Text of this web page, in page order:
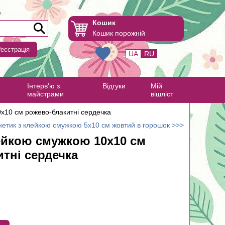
Кошик
Кошик порожній
UA RU
Інтерв'ю з
майстрами
Відгуки
Мій
вішліст
см рожево-блакитні сердечка
з клейкою смужкою 5х10 см жовтий в горошок >>>
смужкою 10х10 см
сердечка